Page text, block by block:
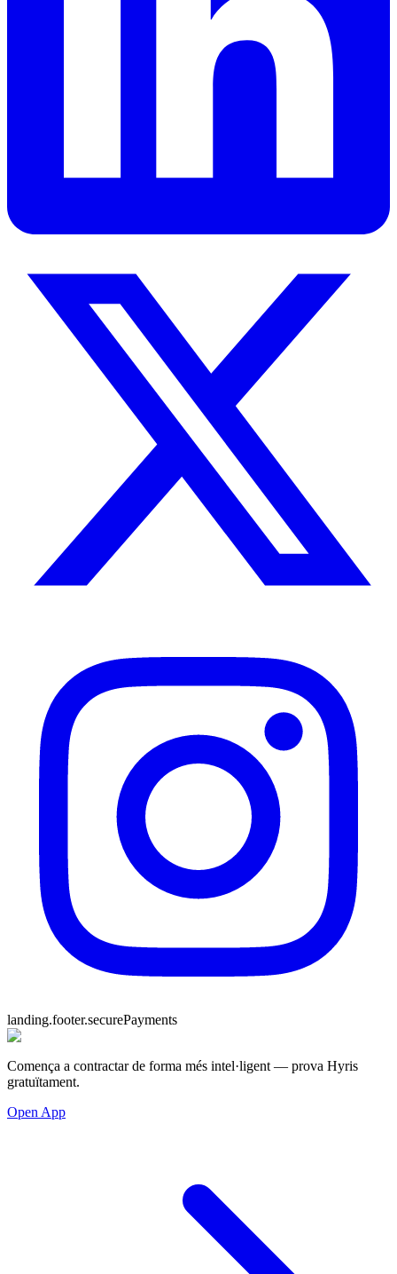
landing.footer.securePayments
Comença a contractar de forma més intel·ligent — prova Hyris
gratuïtament.
Open App